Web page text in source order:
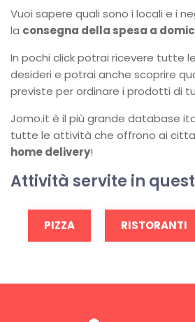
Vuoi sapere quali sono i locali e i
la consegna della spesa a
In pochi click potrai ricevere tutte
desideri e potrai anche scoprire
previste per ordinare i prodotti di
Jomo.it è il più grande database
tutte le attività che offrono ai
home delivery!
Attività servite in
PIZZA RISTORANTI